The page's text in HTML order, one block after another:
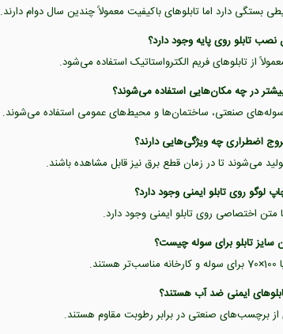
بستگی دارد اما تابلوهای باکیفیت معمولاً چندین سال دوام دارند.
از تابلوهای فریم الکترواستاتیک استفاده می‌شود.
سوله‌های صنعتی، ساختمان‌ها و محیط‌های عمومی استفاده می‌شوند.
می‌شوند تا در زمان قطع برق نیز قابل مشاهده باشند.
متن اختصاصی روی تابلو ایمنی وجود دارد.
از برچسب‌های صنعتی در برابر رطوبت مقاوم هستند.